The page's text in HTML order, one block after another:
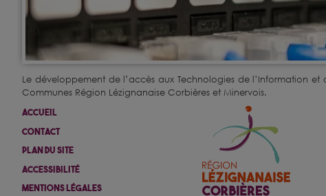
Le développement de l’accès aux Technologies de l’Information
Communes Région Lézignanaise Corbières et Minervois.
Accueil
Contact
Plan Du Site
Accessibilité
Mentions Légales